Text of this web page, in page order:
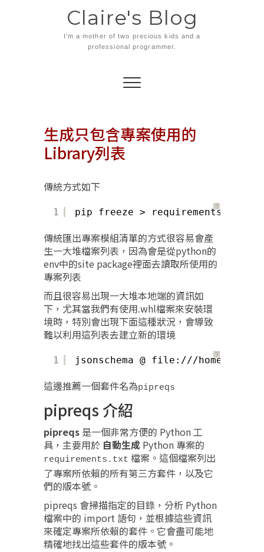
Claire's Blog
I'm a mother of two precious kids and a
professional programmer.
生成只包含專案使用的
Library列表
傳統方式如下
？
1 pip freeze > requirements.txt
傳統匯出專案模組清單的方式很容易會產
生一大堆檔案列表，因為會是從python的
env中的site package裡面去讀取所使用的
專案列表
而且很容易出現一大堆本地端的資訊如
下，尤其當我們有使用.whl檔案來安裝環
境時，特別會出現下面這種狀況，會導致
難以利用這列表去建立新的環境
？
1 jsonschema @ file:///home/
這邊推薦一個套件名為pipreqs
pipreqs 介紹
pipreqs 是一個非常方便的 Python 工
具，主要用於 自動生成 Python 專案的
requirements.txt 檔案。這個檔案列出
了專案所依賴的所有第三方套件，以及它
們的版本號。
pipreqs 會掃描指定的目錄，分析 Python
檔案中的 import 語句，並根據這些資訊
來確定專案所依賴的套件。它會盡可能地
精確地找出這些套件的版本號。